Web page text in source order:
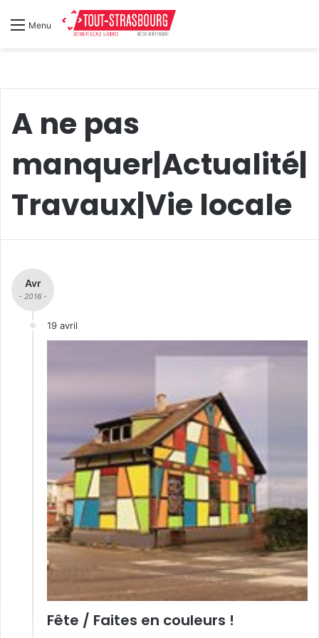
Menu
A ne pas
manquer|Actualité|
Travaux|Vie locale
Avr
- 2016 -
19 avril
Fête / Faites en couleurs !